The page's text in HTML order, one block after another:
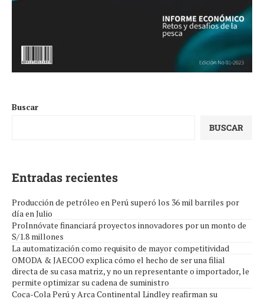
Buscar
BUSCAR
Entradas recientes
Producción de petróleo en Perú superó los 36 mil barriles por
día en Julio
ProInnóvate financiará proyectos innovadores por un monto de
S/1.8 millones
La automatización como requisito de mayor competitividad
OMODA & JAECOO explica cómo el hecho de ser una filial
directa de su casa matriz, y no un representante o importador, le
permite optimizar su cadena de suministro
Coca-Cola Perú y Arca Continental Lindley reafirman su